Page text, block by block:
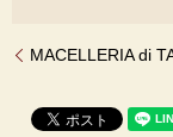
MACELLERIA di